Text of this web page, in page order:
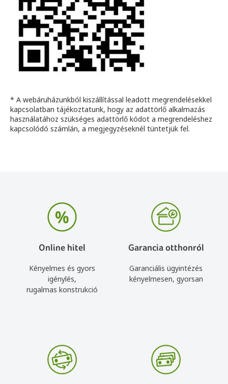
* A webáruházunkból kiszállítással leadott megrendelésekkel
kapcsolatban tájékoztatunk, hogy az adattörlő alkalmazás
használatához szükséges adattörlő kódot a megrendeléshez
kapcsolódó számlán, a megjegyzéseknél tüntetjük fel.
Online hitel
Kényelmes és gyors
igénylés,
rugalmas konstrukció
Garancia otthonról
Garanciális ügyintézés
kényelmesen, gyorsan